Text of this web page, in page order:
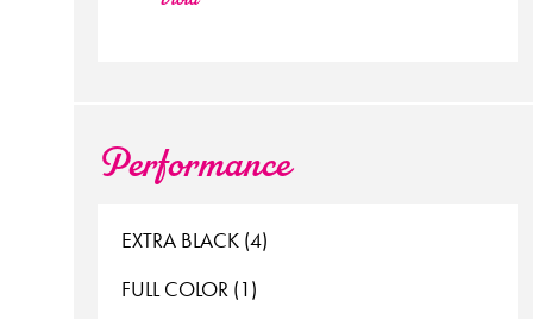
Performance
EXTRA BLACK (4)
FULL COLOR (1)